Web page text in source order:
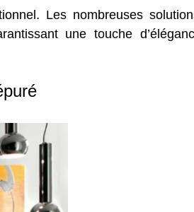
Les nombreuses
une touche